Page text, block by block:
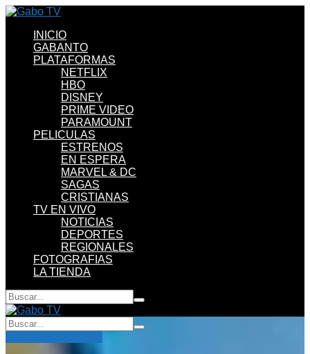
INICIO
GABANTO
PLATAFORMAS
NETFLIX
HBO
DISNEY
PRIME VIDEO
PARAMOUNT
PELICULAS
ESTRENOS
EN ESPERA
MARVEL & DC
SAGAS
CRISTIANAS
TV EN VIVO
NOTICIAS
DEPORTES
REGIONALES
FOTOGRAFIAS
LA TIENDA